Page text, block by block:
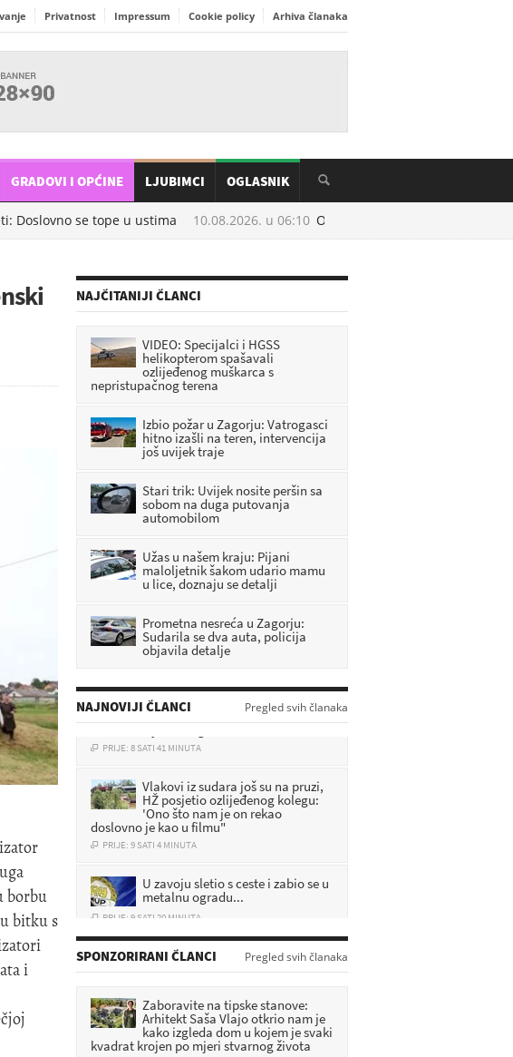
Privatnost Impressum Cookie policy Arhiva članaka
GRADOVI I OPĆINE LJUBIMCI OGLASNIK
se tope u ustima 10.08.2026. u06:10 Ovu vodu svi bacamo, a ne
borbu
bitku s
i
NAJČITANIJI ČLANCI
VIDEO: Specijalci i HGSS
helikopterom spašavali
ozlijeđenog muškarca s
nepristupačnog terena
Izbio požar u Zagorju: Vatrogasci
hitno izašli na teren, intervencija
još uvijek traje
Stari trik: Uvijek nosite peršin sa
sobom na duga putovanja
automobilom
Užas u našem kraju: Pijani
maloljetnik šakom udario mamu
u lice, doznaju se detalji
Prometna nesreća u Zagorju:
Sudarila se dva auta, policija
objavila detalje
NAJNOVIJI ČLANCI Pregled svih članaka
otkrio što će se događati s
cijenama goriva
PRIJE: 8 SATI 41 MINUTA
HŽ posjetio ozlijeđenog kolegu:
'Ono što nam je on rekao
doslovno je kao u filmu"
 PRIJE: 9 SATI 4 MINUTA
metalnu ogradu...
 PRIJE: 9 SATI 20 MINUTA
Potres uznemirio građane: 'Kao
da je nešto eksplodiralo i onda se
je kratko zatreslo'
Grad Pregrada i ove godine
sufinancira nabavu radnih
bilježnica za osnovnoškolce
SPONZORIRANI ČLANCI Pregled svih članaka
Zaboravite na tipske stanove:
Arhitekt Saša Vlajo otkrio nam je
kako izgleda dom u kojem je svaki
kvadrat krojen po mjeri stvarnog života